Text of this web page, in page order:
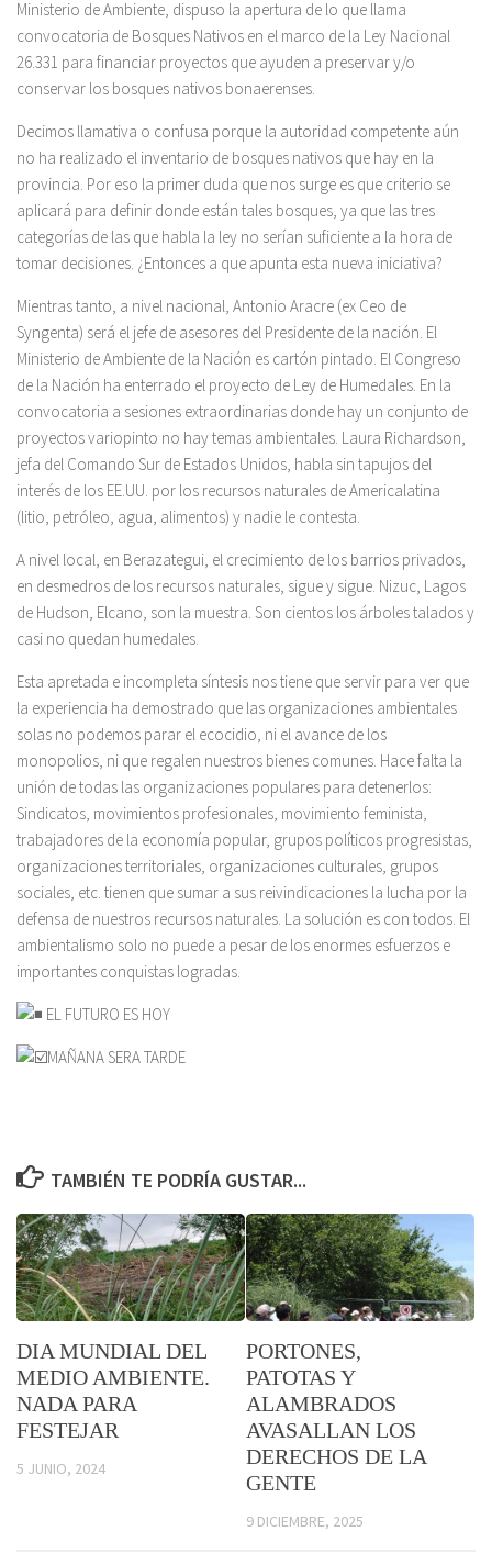
Ministerio de Ambiente, dispuso la apertura de lo que llama
convocatoria de Bosques Nativos en el marco de la Ley Nacional
26.331 para financiar proyectos que ayuden a preservar y/o
conservar los bosques nativos bonaerenses.
Decimos llamativa o confusa porque la autoridad competente aún
no ha realizado el inventario de bosques nativos que hay en la
provincia. Por eso la primer duda que nos surge es que criterio se
aplicará para definir donde están tales bosques, ya que las tres
categorías de las que habla la ley no serían suficiente a la hora de
tomar decisiones. ¿Entonces a que apunta esta nueva iniciativa?
Mientras tanto, a nivel nacional, Antonio Aracre (ex Ceo de
Syngenta) será el jefe de asesores del Presidente de la nación. El
Ministerio de Ambiente de la Nación es cartón pintado. El Congreso
de la Nación ha enterrado el proyecto de Ley de Humedales. En la
convocatoria a sesiones extraordinarias donde hay un conjunto de
proyectos variopinto no hay temas ambientales. Laura Richardson,
jefa del Comando Sur de Estados Unidos, habla sin tapujos del
interés de los EE.UU. por los recursos naturales de Americalatina
(litio, petróleo, agua, alimentos) y nadie le contesta.
A nivel local, en Berazategui, el crecimiento de los barrios privados,
en desmedros de los recursos naturales, sigue y sigue. Nizuc, Lagos
de Hudson, Elcano, son la muestra. Son cientos los árboles talados y
casi no quedan humedales.
Esta apretada e incompleta síntesis nos tiene que servir para ver que
la experiencia ha demostrado que las organizaciones ambientales
solas no podemos parar el ecocidio, ni el avance de los
monopolios, ni que regalen nuestros bienes comunes. Hace falta la
unión de todas las organizaciones populares para detenerlos:
Sindicatos, movimientos profesionales, movimiento feminista,
trabajadores de la economía popular, grupos políticos progresistas,
organizaciones territoriales, organizaciones culturales, grupos
sociales, etc. tienen que sumar a sus reivindicaciones la lucha por la
defensa de nuestros recursos naturales. La solución es con todos. El
ambientalismo solo no puede a pesar de los enormes esfuerzos e
importantes conquistas logradas.
EL FUTURO ES HOY
MAÑANA SERA TARDE
TAMBIÉN TE PODRÍA GUSTAR...
DIA MUNDIAL DEL
MEDIO AMBIENTE.
NADA PARA
FESTEJAR
5 JUNIO, 2024
PORTONES,
PATOTAS Y
ALAMBRADOS
AVASALLAN LOS
DERECHOS DE LA
GENTE
9 DICIEMBRE, 2025